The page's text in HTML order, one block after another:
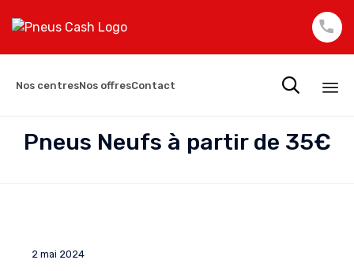
Nos centresNos offresContact 
Pneus Neufs à partir de 35€
2 mai 2024